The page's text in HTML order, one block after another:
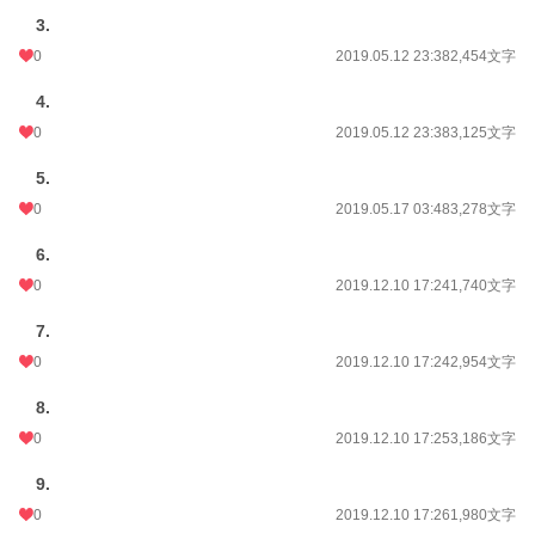
3.
0 2019.05.12 23:382,454文字
4.
0 2019.05.12 23:383,125文字
5.
0 2019.05.17 03:483,278文字
6.
0 2019.12.10 17:241,740文字
7.
0 2019.12.10 17:242,954文字
8.
0 2019.12.10 17:253,186文字
9.
0 2019.12.10 17:261,980文字